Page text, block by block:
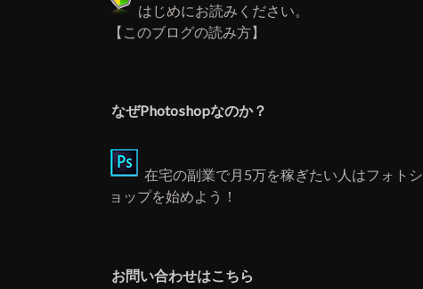
はじめにお読みください。
【このブログの読み方】
なぜPhotoshopなのか？
在宅の副業で月5万を稼ぎたい人はフォトシ
ョップを始めよう！
お問い合わせはこちら